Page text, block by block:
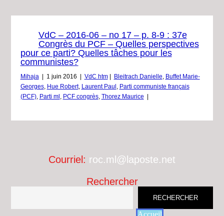
VdC – 2016-06 – no 17 – p. 8-9 : 37e
Congrès du PCF – Quelles perspectives
pour ce parti? Quelles tâches pour les
communistes?
Mihaja 1 juin 2016 VdC htm Bleitrach Danielle
Buffet Marie-
Georges, Hue Robert, Laurent Paul
Parti communiste français
(PCF), Parti ml PCF congrès, Thorez Maurice
Courriel: roc.ml@laposte.net
Rechercher
RECHERCHER
Accueil